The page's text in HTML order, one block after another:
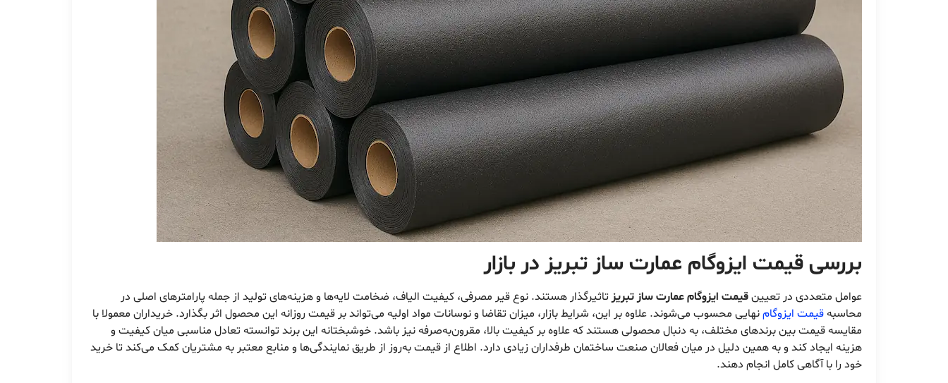
بررسی قیمت ایزوگام عمارت ساز تبریز در بازار
عوامل متعددی در تعیینقیمت ایزوگام عمارت ساز تبریز تاثیرگذار هستند. نوع قیر مصرفی، کیفیت الیاف، ضخامت لایه‌ها و هزینه‌های تولید از جمله پارامترهای اصلی در
محاسبهقیمت ایزوگامنهایی محسوب می‌شوند. علاوه بر این، شرایط بازار، میزان تقاضا و نوسانات مواد اولیه می‌تواند بر قیمت روزانه این محصول اثر بگذارد. خریداران معمولا با
مقایسه قیمت بین برندهای مختلف، به دنبال محصولی هستند که علاوه بر کیفیت بالا، مقرون‌به‌صرفه نیز باشد. خوشبختانه این برند توانسته تعادل مناسبی میان کیفیت و
هزینه ایجاد کند و به همین دلیل در میان فعالان صنعت ساختمان طرفداران زیادی دارد. اطلاع از قیمت به‌روز از طریق نمایندگی‌ها و منابع معتبر به مشتریان کمک می‌کند تا خرید
خود را با آگاهی کامل انجام دهند.